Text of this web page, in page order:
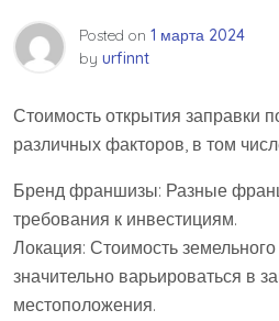
Posted on 1 марта 2024
by urfinnt
Стоимость открытия заправки
различных факторов, в том
Бренд франшизы: Разные
требования к инвестициям.
Локация: Стоимость
значительно варьироваться в
местоположения.